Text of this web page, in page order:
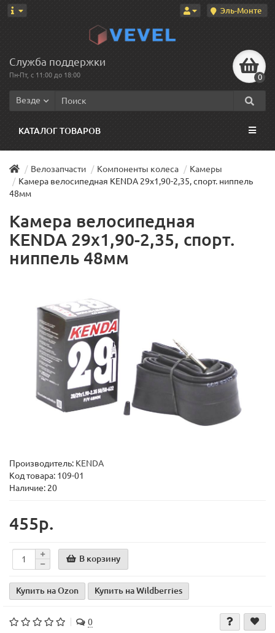
Эль-Монте
Служба поддержки
Пн-Пт, с 11:00 до 18:00 0
Везде
КАТАЛОГ ТОВАРОВ
Велозапчасти Компоненты колеса
Камеры
Камера велосипедная KENDA 29x1,90-2,35, спорт. ниппель
48мм
Камера велосипедная
KENDA 29x1,90-2,35, спорт.
ниппель 48мм
Производитель: KENDA
Код товара: 109-01
Наличие: 20
455р.
В корзину
Купить на Ozon Купить на Wildberries
0